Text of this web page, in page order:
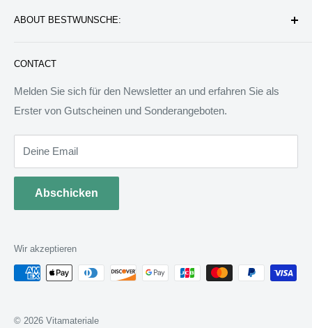
Service & Verpflichtung
Versand & Bearbeitung
CONTACT
Melden Sie sich für den Newsletter an und erfahren Sie als
Erster von Gutscheinen und Sonderangeboten.
Deine Email
Abschicken
ABOUT BESTWUNSCHE:
finden, die das Leben besser machen können. Wir werden
allen Menschen auf der Welt besondere Dinge anbieten.
Wir sind bereit, jedem zu helfen, ein ideales Tagebuch zu
Wir akzeptieren
© 2026 Vitamateriale